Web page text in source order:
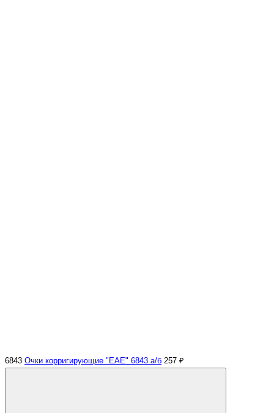
6843 Очки корригирующие "EAE" 6843 а/б 257 ₽